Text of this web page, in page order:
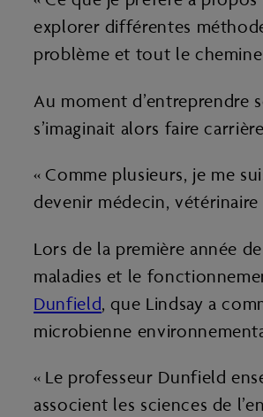
explorer différentes
problème et tout le
Au moment d’entreprendre
s’imaginait alors faire
« Comme plusieurs, je me
devenir médecin,
Lors de la première année
maladies et le
Dunfield, que Lindsay a
microbienne
« Le professeur Dunfield
associent les sciences de